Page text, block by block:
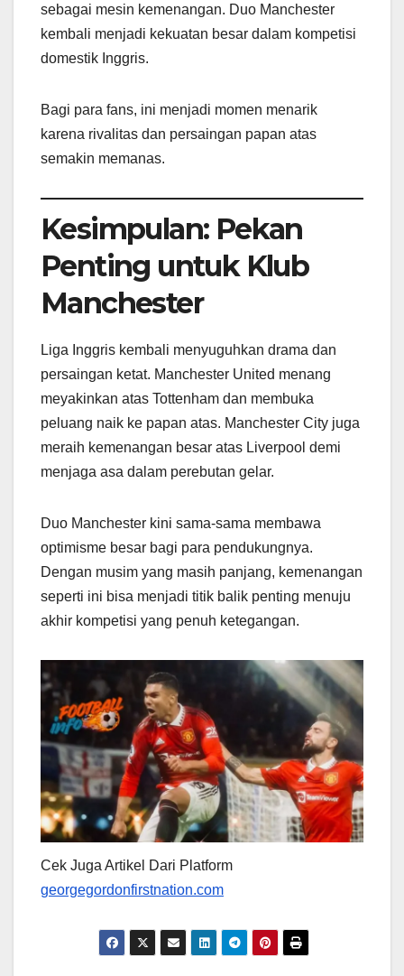
sebagai mesin kemenangan. Duo Manchester
kembali menjadi kekuatan besar dalam kompetisi
domestik Inggris.
Bagi para fans, ini menjadi momen menarik
karena rivalitas dan persaingan papan atas
semakin memanas.
Kesimpulan: Pekan
Penting untuk Klub
Manchester
Liga Inggris kembali menyuguhkan drama dan
persaingan ketat. Manchester United menang
meyakinkan atas Tottenham dan membuka
peluang naik ke papan atas. Manchester City juga
meraih kemenangan besar atas Liverpool demi
menjaga asa dalam perebutan gelar.
Duo Manchester kini sama-sama membawa
optimisme besar bagi para pendukungnya.
Dengan musim yang masih panjang, kemenangan
seperti ini bisa menjadi titik balik penting menuju
akhir kompetisi yang penuh ketegangan.
Cek Juga Artikel Dari Platform
georgegordonfirstnation.com